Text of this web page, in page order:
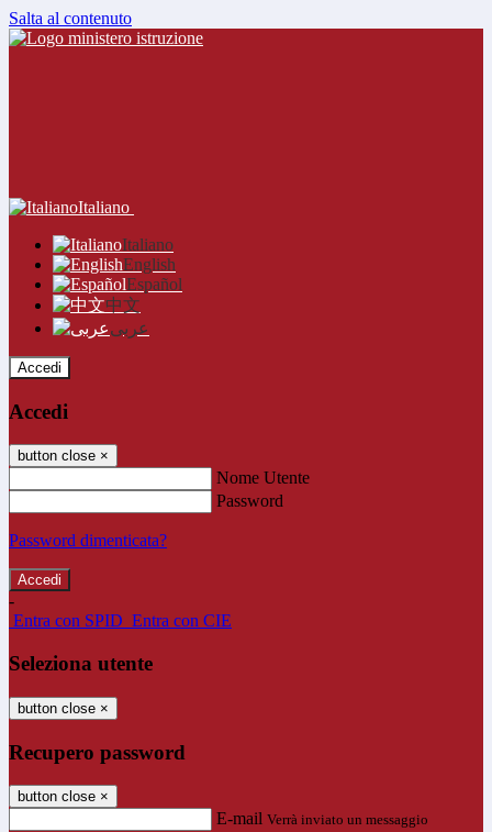
Salta al contenuto
Italiano
Italiano
English
Español
中文
عربى
Accedi
Accedi
button close ×
Nome Utente
Password
Password dimenticata?
-
Entra con SPID Entra con CIE
Seleziona utente
button close ×
Recupero password
button close ×
E-mail Verrà inviato un messaggio